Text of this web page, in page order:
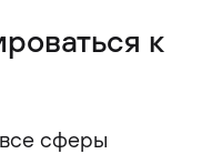
к
сферы